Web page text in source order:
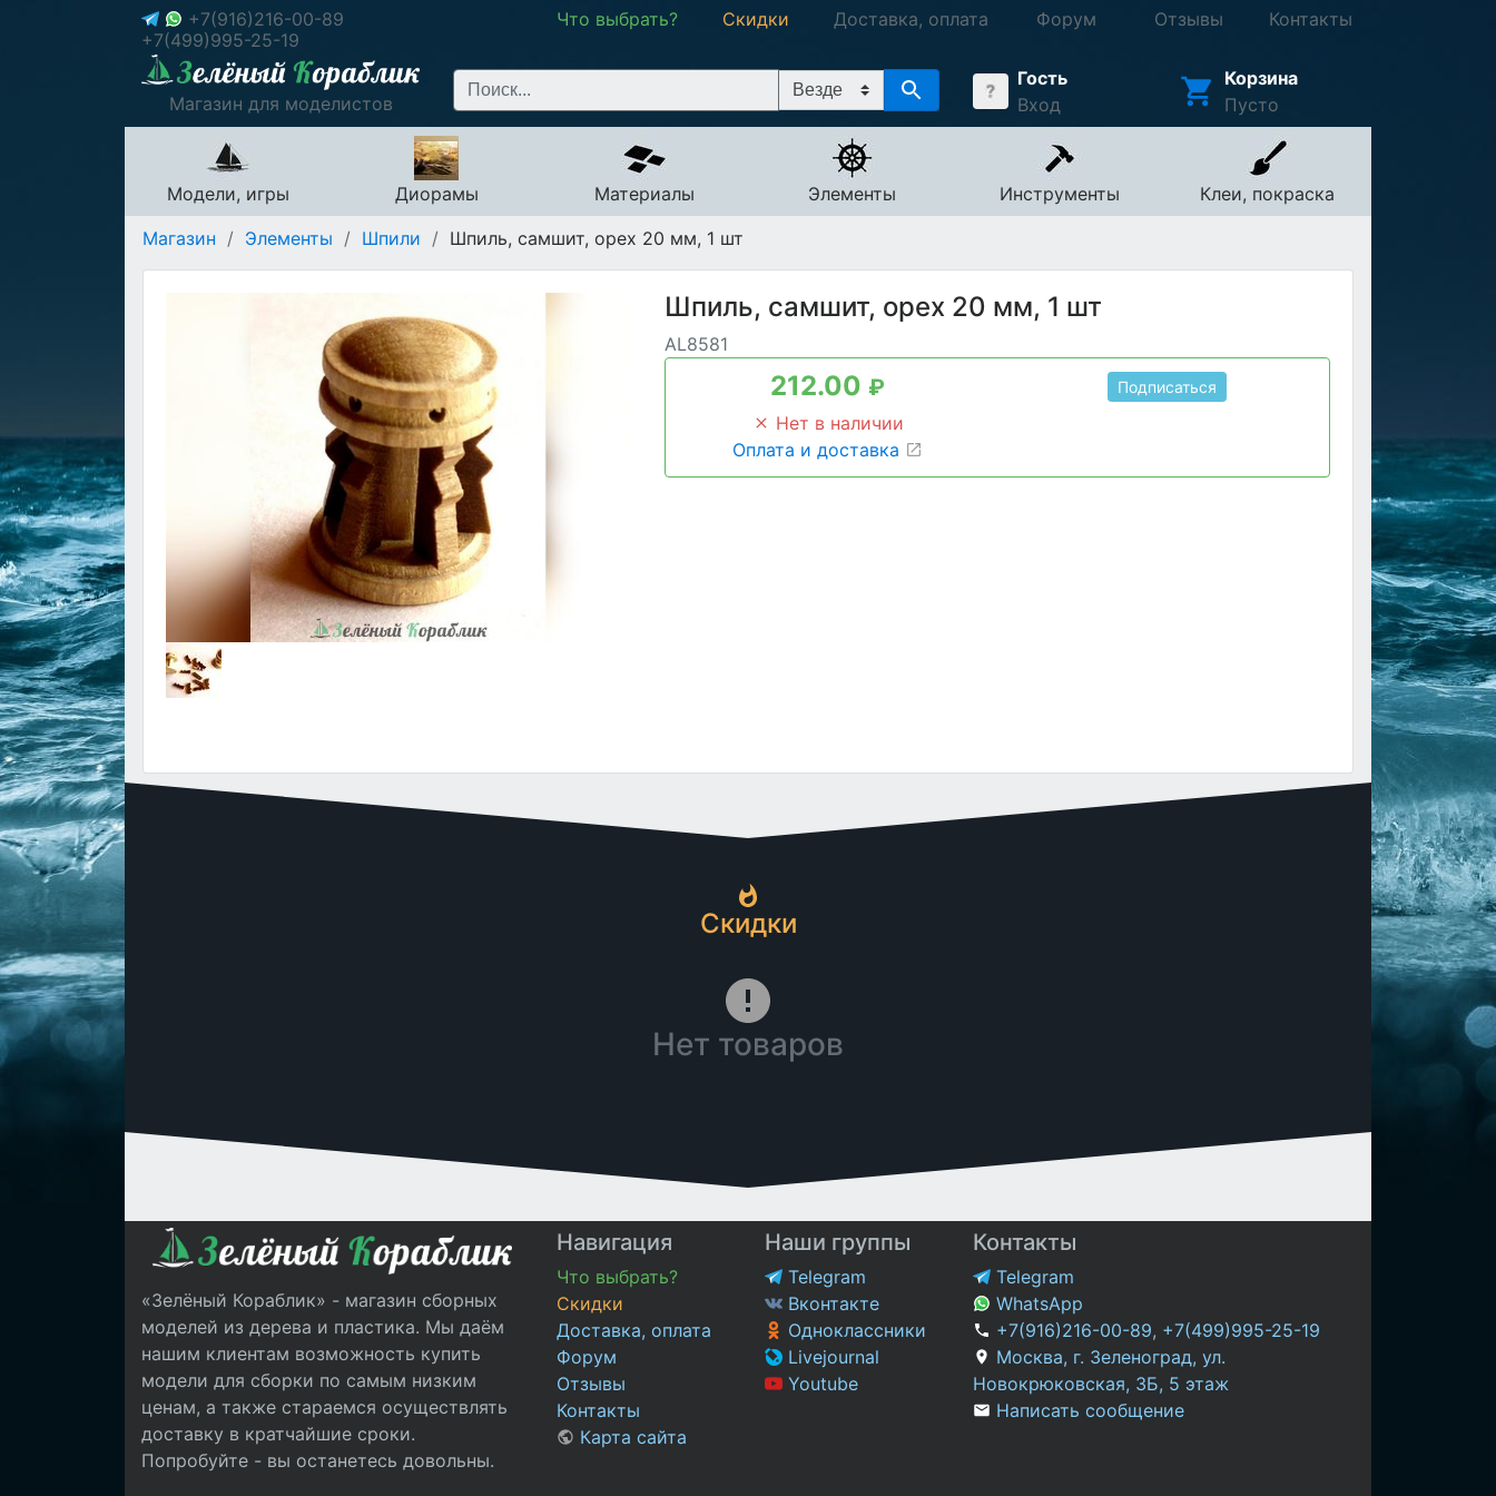
+7(916)216-00-89
+7(499)995-25-19
Что выбрать? Скидки Доставка, оплата Форум Отзывы Контакты
Магазин для моделистов
Гость
Вход
Корзина
Пусто
Модели, игры Диорамы Материалы Элементы Инструменты
Клеи, покраска
Магазин / Элементы / Шпили / Шпиль, самшит, орех 20 мм, 1 шт
Шпиль, самшит, орех 20 мм, 1 шт
AL8581
212.00 ₽
Нет в наличии
Оплата и доставка
Подписаться
Скидки
Нет товаров
«Зелёный Кораблик» - магазин сборных
моделей из дерева и пластика. Мы даём
нашим клиентам возможность купить
модели для сборки по самым низким
ценам, а также стараемся осуществлять
доставку в кратчайшие сроки.
Попробуйте - вы останетесь довольны.
Навигация
Что выбрать?
Скидки
Доставка, оплата
Форум
Отзывы
Контакты
Карта сайта
Наши группы
Telegram
Вконтакте
Одноклассники
Livejournal
Youtube
Контакты
Telegram
WhatsApp
+7(916)216-00-89, +7(499)995-25-19
Москва, г. Зеленоград, ул.
Новокрюковская, 3Б, 5 этаж
Написать сообщение